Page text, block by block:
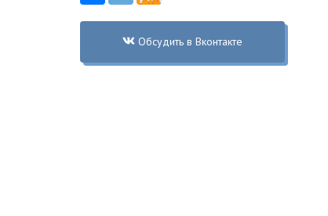
Обсудить в Вконтакте